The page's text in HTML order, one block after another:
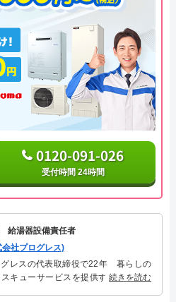
0120-091-026
受付時間 24時間
給湯器設備責任者
社プログレス)
グレスの代表取締役で22年 暮らしの
キューサービスを提供する株式会社
続きを読む